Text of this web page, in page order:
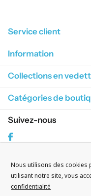
Service client
Information
Collections en
Catégories de
Suivez-nous
S'abonner à nos
Nous utilisons des cookies
utilisant notre site, vous
confidentialité